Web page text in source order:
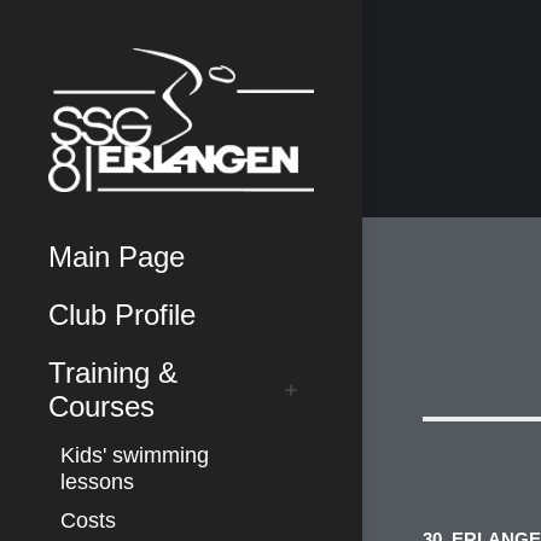
Main Page
Club Profile
Training &
Courses
Kids' swimming
lessons
Costs